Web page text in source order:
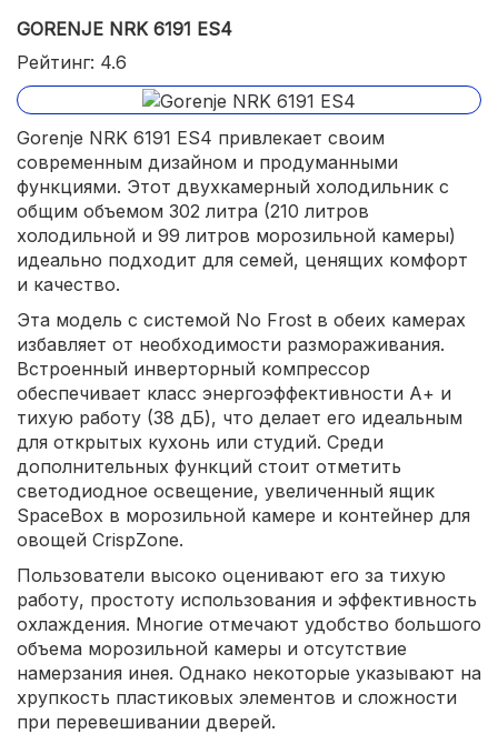
GORENJE NRK 6191 ES4
Рейтинг: 4.6
Gorenje NRK 6191 ES4 привлекает своим
современным дизайном и продуманными
функциями. Этот двухкамерный холодильник с
общим объемом 302 литра (210 литров
холодильной и 99 литров морозильной камеры)
идеально подходит для семей, ценящих комфорт
и качество.
Эта модель с системой No Frost в обеих камерах
избавляет от необходимости размораживания.
Встроенный инверторный компрессор
обеспечивает класс энергоэффективности А+ и
тихую работу (38 дБ), что делает его идеальным
для открытых кухонь или студий. Среди
дополнительных функций стоит отметить
светодиодное освещение, увеличенный ящик
SpaceBox в морозильной камере и контейнер для
овощей CrispZone.
Пользователи высоко оценивают его за тихую
работу, простоту использования и эффективность
охлаждения. Многие отмечают удобство большого
объема морозильной камеры и отсутствие
намерзания инея. Однако некоторые указывают на
хрупкость пластиковых элементов и сложности
при перевешивании дверей.